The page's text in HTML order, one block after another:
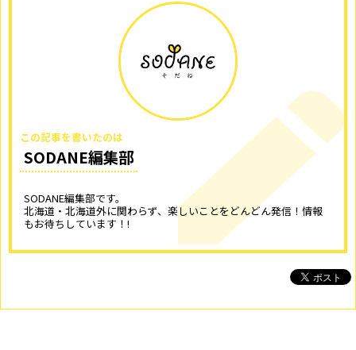
この記事を書いたのは
SODANE編集部
SODANE編集部です。
北海道・北海道外に関わらず、楽しいことをどんどん発信！情報
もお待ちしています！!